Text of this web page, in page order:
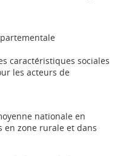
caractéristiques sociales
les acteurs de
nationale en
en zone rurale et dans